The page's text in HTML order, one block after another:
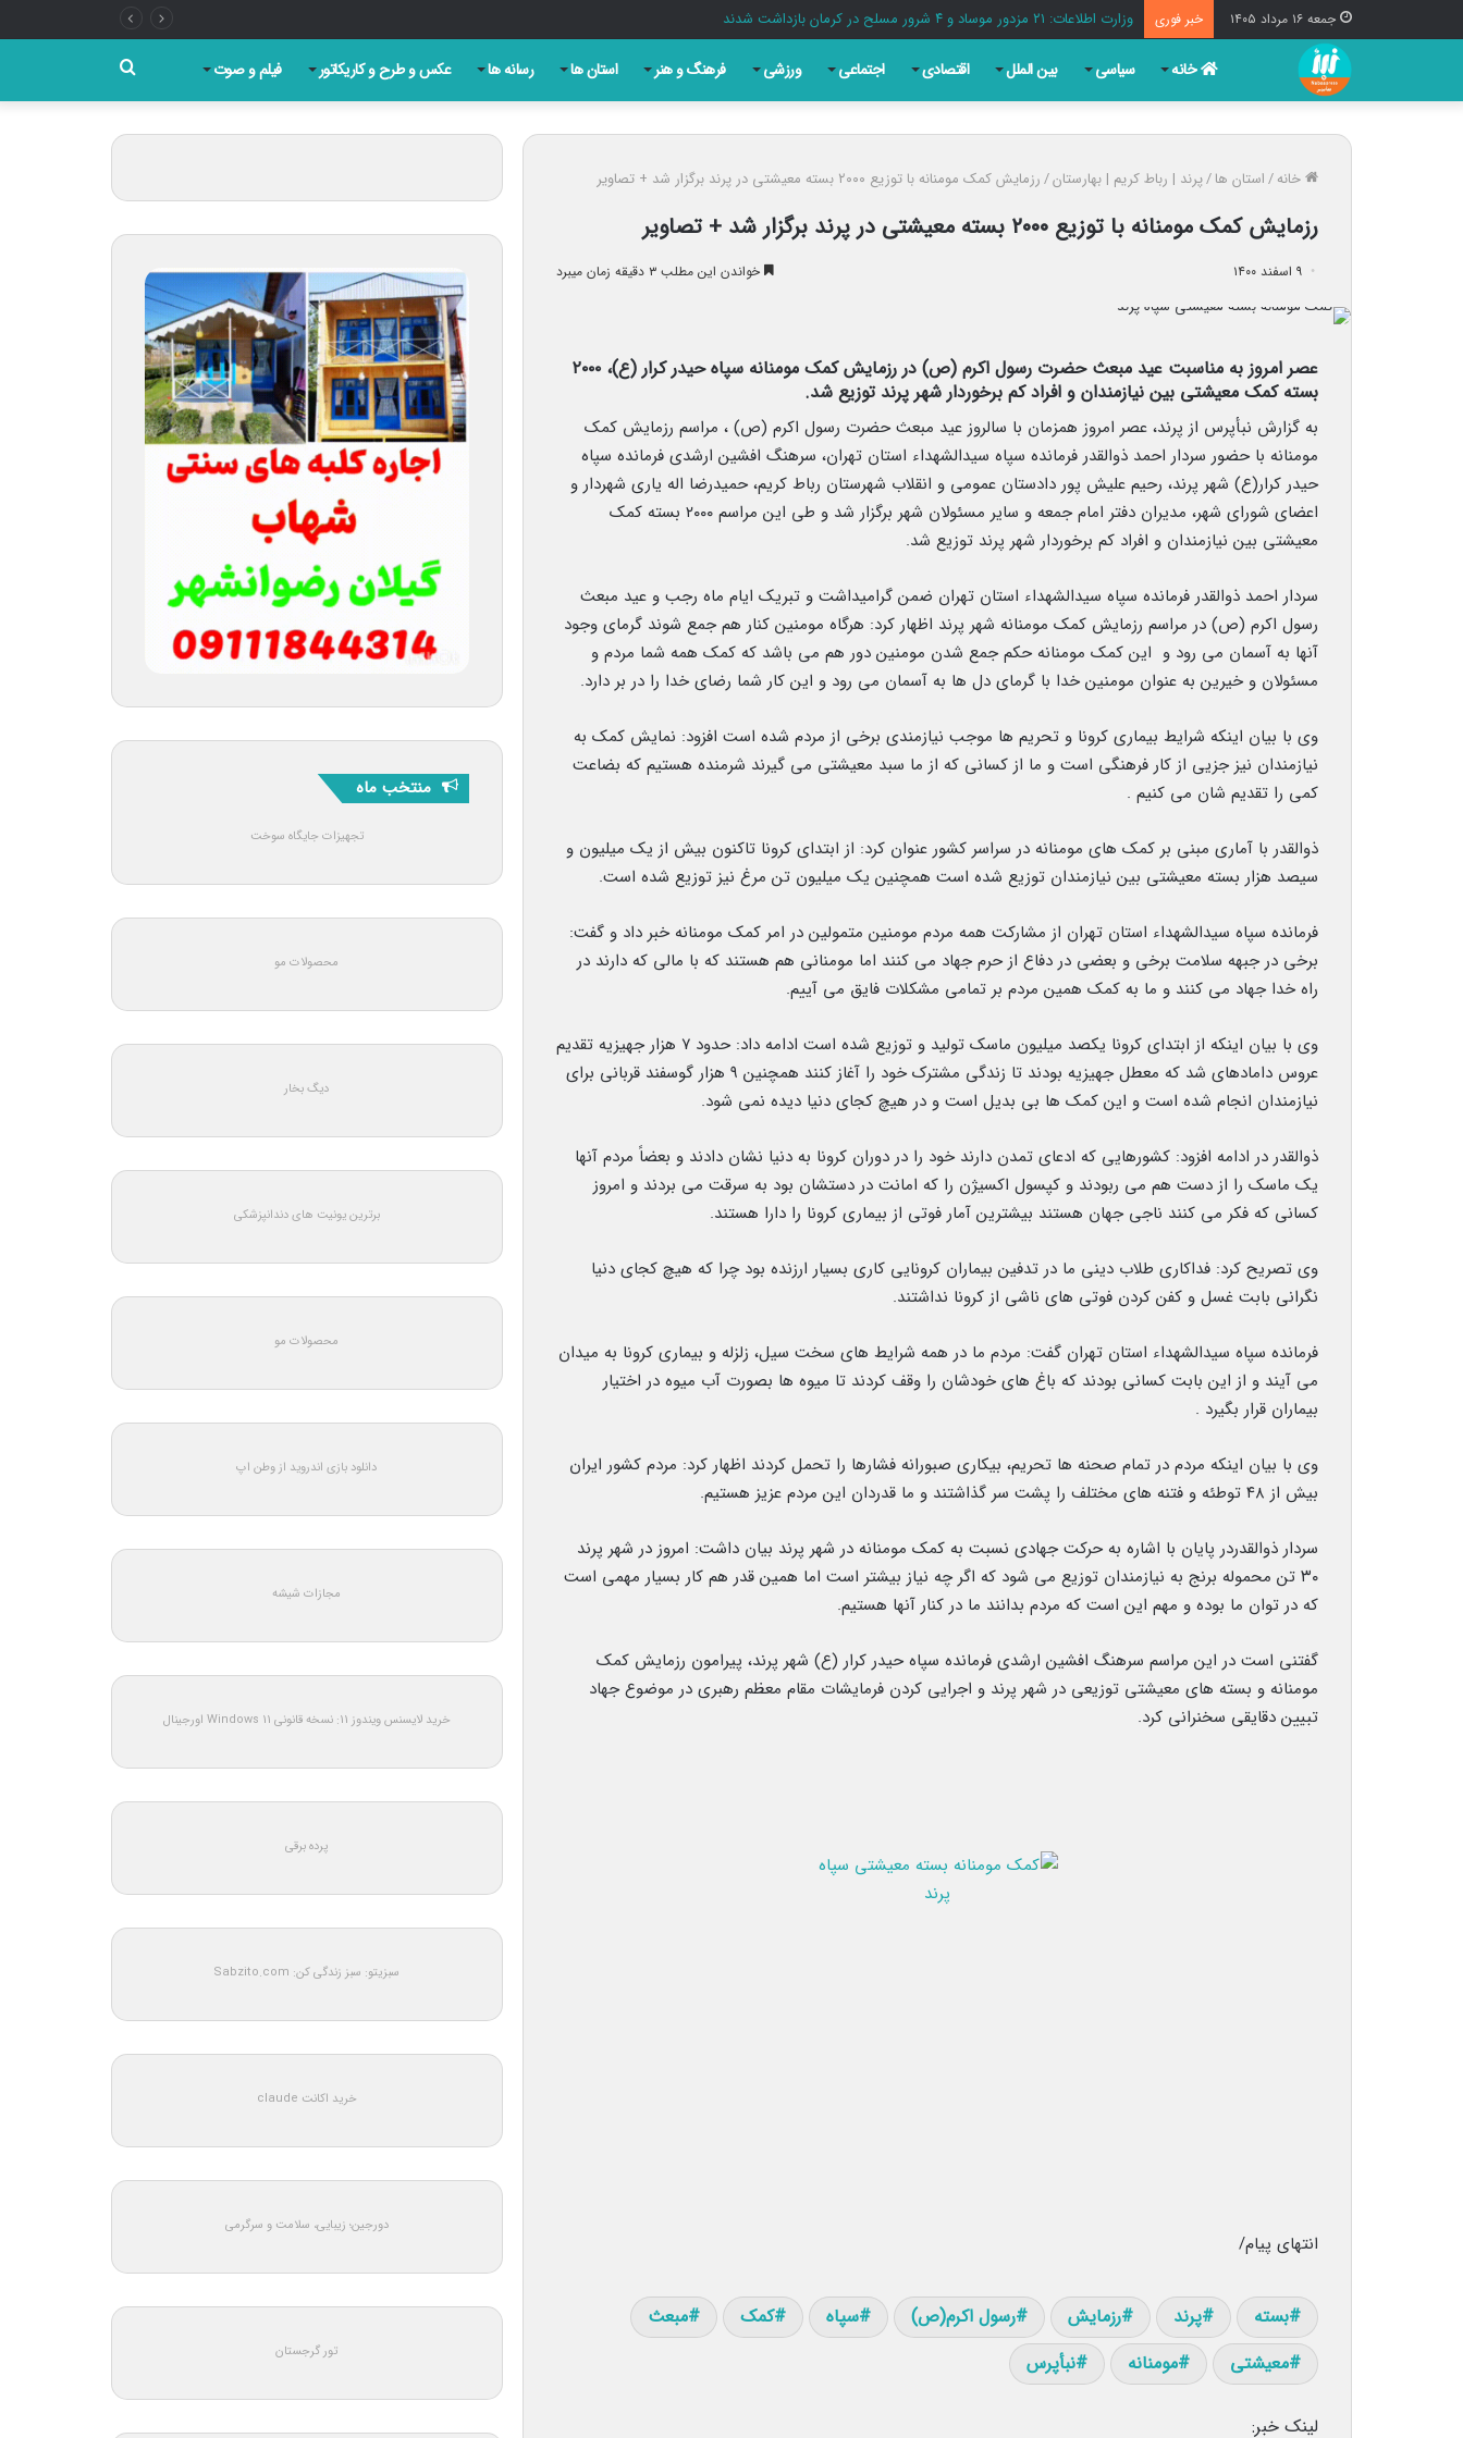
جمعه ۱۶ مرداد ۱۴۰۵ خبر فوری وزارت اطلاعات: ۲۱ مزدور موساد و ۴ شرور مسلح در کرمان بازداشت شدند
خانه سیاسی بین الملل اقتصادی اجتماعی ورزشی فرهنگ و هنر استان ها رسانه ها عکس و طرح و کاریکاتور فیلم و صوت
برای
خانه/استان ها/پرند | رباط کریم | بهارستان/رزمایش کمک مومنانه با توزیع ۲۰۰۰ بسته معیشتی در پرند برگزار شد + تصاویر
رزمایش کمک مومنانه با توزیع ۲۰۰۰ بسته معیشتی در پرند برگزار شد + تصاویر
۹ اسفند ۱۴۰۰ خواندن این مطلب ۳ دقیقه زمان میبرد
عصر امروز به مناسبت عید مبعث حضرت رسول اکرم (ص) در رزمایش کمک مومنانه سپاه حیدر کرار (ع)، ۲۰۰۰
بسته کمک معیشتی بین نیازمندان و افراد کم برخوردار شهر پرند توزیع شد.
به گزارش نبأپرس از پرند، عصر امروز همزمان با سالروز عید مبعث حضرت رسول اکرم (ص) ، مراسم رزمایش کمک
مومنانه با حضور سردار احمد ذوالقدر فرمانده سپاه سیدالشهداء استان تهران، سرهنگ افشین ارشدی فرمانده سپاه
حیدر کرار(ع) شهر پرند، رحیم علیش پور دادستان عمومی و انقلاب شهرستان رباط کریم، حمیدرضا اله یاری شهردار و
اعضای شورای شهر، مدیران دفتر امام جمعه و سایر مسئولان شهر برگزار شد و طی این مراسم ۲۰۰۰ بسته کمک
معیشتی بین نیازمندان و افراد کم برخوردار شهر پرند توزیع شد.
سردار احمد ذوالقدر فرمانده سپاه سیدالشهداء استان تهران ضمن گرامیداشت و تبریک ایام ماه رجب و عید مبعث
رسول اکرم (ص) در مراسم رزمایش کمک مومنانه شهر پرند اظهار کرد: هرگاه مومنین کنار هم جمع شوند گرمای وجود
آنها به آسمان می رود و این کمک مومنانه حکم جمع شدن مومنین دور هم می باشد که کمک همه شما مردم و
مسئولان و خیرین به عنوان مومنین خدا با گرمای دل ها به آسمان می رود و این کار شما رضای خدا را در بر دارد.
وی با بیان اینکه شرایط بیماری کرونا و تحریم ها موجب نیازمندی برخی از مردم شده است افزود: نمایش کمک به
نیازمندان نیز جزیی از کار فرهنگی است و ما از کسانی که از ما سبد معیشتی می گیرند شرمنده هستیم که بضاعت
کمی را تقدیم شان می کنیم .
ذوالقدر با آماری مبنی بر کمک های مومنانه در سراسر کشور عنوان کرد: از ابتدای کرونا تاکنون بیش از یک میلیون و
سیصد هزار بسته معیشتی بین نیازمندان توزیع شده است همچنین یک‌ میلیون تن مرغ نیز توزیع شده است.
فرمانده سپاه سیدالشهداء استان تهران از مشارکت همه مردم مومنین متمولین در امر کمک مومنانه خبر داد و گفت:
برخی در جبهه سلامت برخی و بعضی در دفاع از حرم جهاد می کنند اما مومنانی هم هستند که با مالی که دارند در
راه خدا جهاد می کنند و ما به کمک همین مردم بر تمامی مشکلات فایق می آییم.
وی با بیان اینکه از ابتدای کرونا یکصد میلیون ماسک تولید و توزیع شده است ادامه داد: حدود ۷ هزار جهیزیه تقدیم
عروس دامادهای شد که معطل جهیزیه بودند تا زندگی مشترک خود را آغاز کنند همچنین ۹ هزار گوسفند قربانی برای
نیازمندان انجام شده است و این کمک ها بی بدیل است و در هیچ کجای دنیا دیده نمی شود.
ذوالقدر در ادامه افزود: کشورهایی که ادعای تمدن دارند خود را در دوران کرونا به دنیا نشان دادند و بعضاً مردم آنها
یک ماسک را از دست هم می ربودند و کپسول اکسیژن را که امانت در دستشان بود به سرقت می بردند و امروز
کسانی که فکر می کنند ناجی جهان هستند بیشترین آمار فوتی از بیماری کرونا را دارا هستند.
وی تصریح کرد: فداکاری طلاب دینی ما در تدفین بیماران کرونایی کاری بسیار ارزنده بود چرا که هیچ کجای دنیا
نگرانی بابت غسل و کفن کردن فوتی های ناشی از کرونا نداشتند.
فرمانده سپاه سیدالشهداء استان تهران گفت: مردم ما در همه شرایط های سخت سیل، زلزله و بیماری کرونا به میدان
می آیند و از این بابت کسانی بودند که باغ های خودشان را وقف کردند تا میوه ها بصورت آب میوه در اختیار
بیماران قرار بگیرد .
وی با بیان اینکه مردم در تمام صحنه ها تحریم، بیکاری صبورانه فشارها را تحمل کردند اظهار کرد: مردم کشور ایران
بیش از ۴۸ توطئه و فتنه های مختلف را پشت سر گذاشتند و ما قدردان این مردم عزیز هستیم.
سردار ذوالقدردر پایان با اشاره به حرکت جهادی نسبت به کمک مومنانه در شهر پرند بیان داشت: امروز در شهر پرند
۳۰ تن محموله برنج به نیازمندان توزیع می شود که اگر چه نیاز بیشتر است اما همین قدر هم کار بسیار مهمی است
که در توان ما بوده و مهم این است که مردم بدانند ما در کنار آنها هستیم.
گفتنی است در این مراسم سرهنگ افشین ارشدی فرمانده سپاه حیدر کرار (ع) شهر پرند، پیرامون رزمایش کمک
مومنانه و بسته های معیشتی توزیعی در شهر پرند و اجرایی کردن فرمایشات مقام معظم رهبری در موضوع جهاد
تبیین دقایقی سخنرانی کرد.
انتهای پیام/
بسته پرند رزمایش رسول اکرم(ص) سپاه کمک
مبعث
معیشتی
مومنانه نبأپرس
لینک خبر:
منتخب ماه
تجهیزات جایگاه سوخت
محصولات مو
دیگ بخار
برترین یونیت های دندانپزشکی
محصولات مو
دانلود بازی اندروید از وطن اپ
مجازات شیشه
خرید لایسنس ویندوز 11: نسخه قانونی Windows 11 اورجینال
پرده برقی
سبزیتو: سبز زندگی کن: Sabzito.com
خرید اکانت claude
دورجین؛ زیبایی، سلامت و سرگرمی
تور گرجستان